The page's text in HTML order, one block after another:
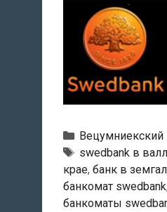
Рубрики
Вецумниекский
Тэги
swedbank в
крае, банк в
банкомат swedbank
банкоматы